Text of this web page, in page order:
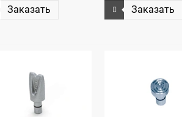
Заказать Заказать